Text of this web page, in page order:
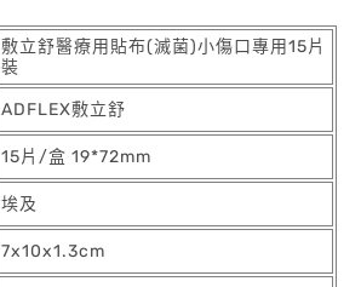
敷立舒醫療用貼布(滅菌)小傷口專用15片
裝
ADFLEX敷立舒
15片/盒 19*72mm
埃及
7x10x1.3cm